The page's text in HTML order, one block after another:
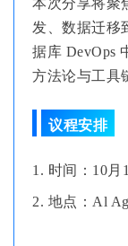
本次分享将聚
发、数据迁移
据库 DevOps
方法论与工具
议程安排
1. 时间：10月
2. 地点： Al